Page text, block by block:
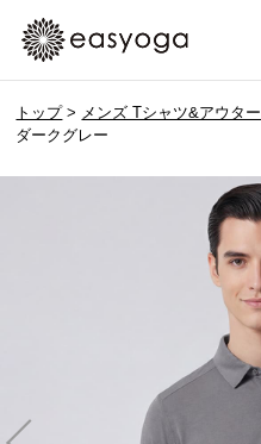
トップ> メンズ Tシャツ&アウター
ダークグレー